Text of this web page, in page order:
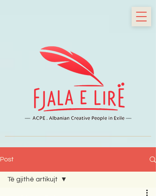
Post
Të gjithë artikujt